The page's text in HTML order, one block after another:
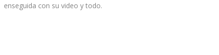
enseguida con su video y todo.